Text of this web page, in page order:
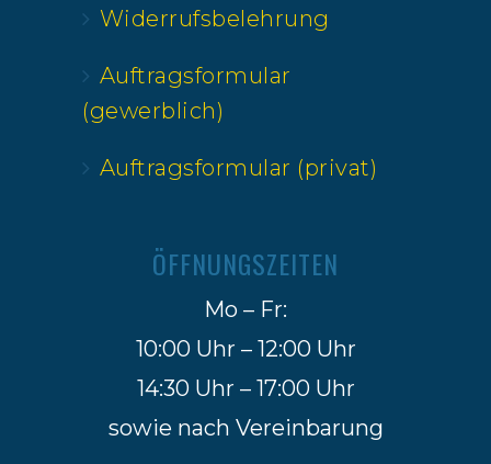
Widerrufsbelehrung
Auftragsformular
(gewerblich)
Auftragsformular (privat)
ÖFFNUNGSZEITEN
Mo – Fr:
10:00 Uhr – 12:00 Uhr
14:30 Uhr – 17:00 Uhr
sowie nach Vereinbarung